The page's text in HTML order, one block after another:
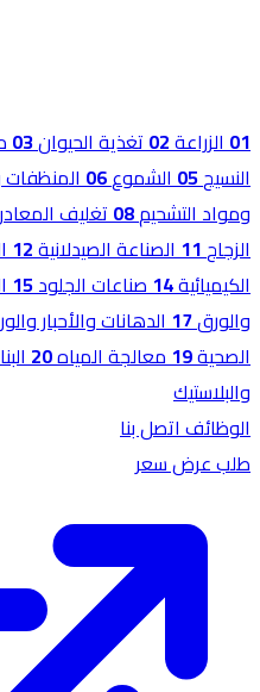
01الزراعة02تغذية الحيوان03
النسيج05الشموع06المنظفات
ومواد التشحيم08تغليف المعادن
الزجاج11الصناعة الصيدلانية12
الكيميائية14صناعات الجلود15
والورق17الدهانات والأحبار
الصحية19معالجة المياه20
والبلاستيك
الوظائفاتصل بنا
طلب عرض سعر